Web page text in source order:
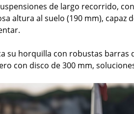
de largo recorrido,
altura al suelo (190 mm), capaz
su horquilla con robustas
con disco de 300 mm,